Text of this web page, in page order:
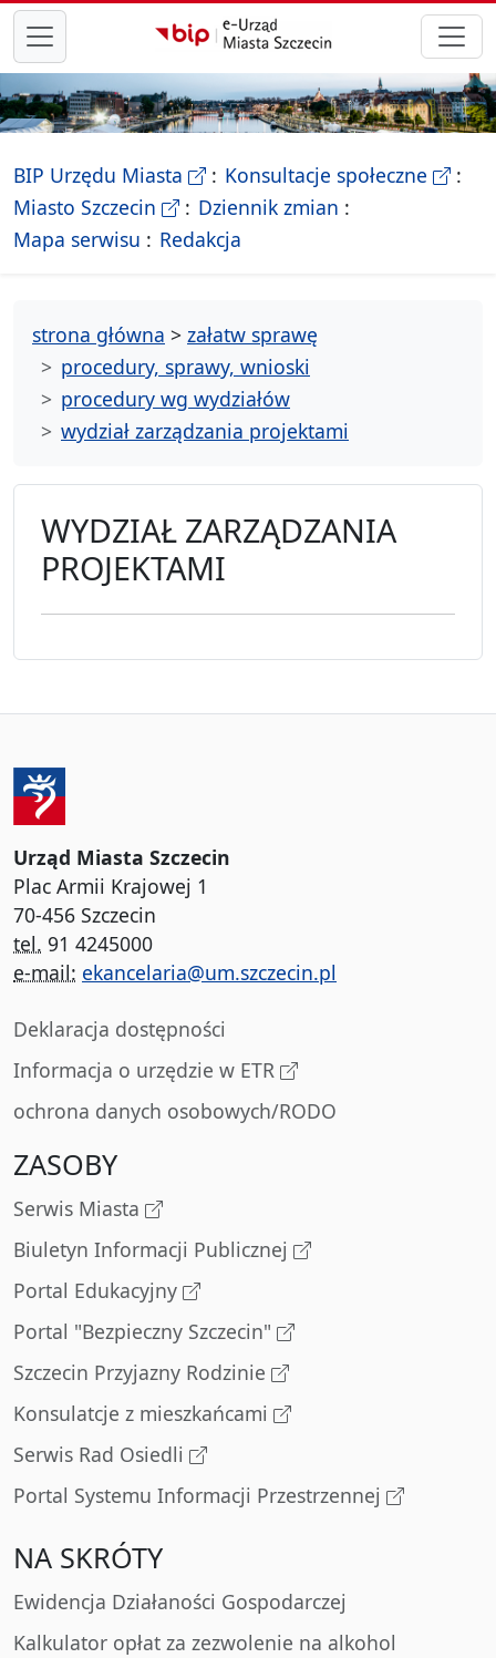
przejdź do głównego menu
BIP Urzędu Miasta - Biletyn Informacji Publicznej
Konsultacje społeczne-
Miasto Szczecin - Oficjalna strona Miasta Szczecin
Dziennik zmian
Mapa serwisu - drzewko rozdziałów
Redakcja
strona główna > załatw sprawę
procedury, sprawy, wnioski
procedury wg wydziałów
wydział zarządzania projektami
WYDZIAŁ ZARZĄDZANIA
PROJEKTAMI
Urząd Miasta Szczecin
Plac Armii Krajowej 1
70-456 Szczecin
tel. 91 4245000
e-mail: ekancelaria@um.szczecin.pl
Deklaracja dostępności
Informacja o urzędzie w ETR
ochrona danych osobowych/RODO
ZASOBY
Serwis Miasta
Biuletyn Informacji Publicznej
Portal Edukacyjny
Portal "Bezpieczny Szczecin"
Szczecin Przyjazny Rodzinie
Konsulatcje z mieszkańcami
Serwis Rad Osiedli
Portal Systemu Informacji Przestrzennej
NA SKRÓTY
Ewidencja Działaności Gospodarczej
Kalkulator opłat za zezwolenie na alkohol